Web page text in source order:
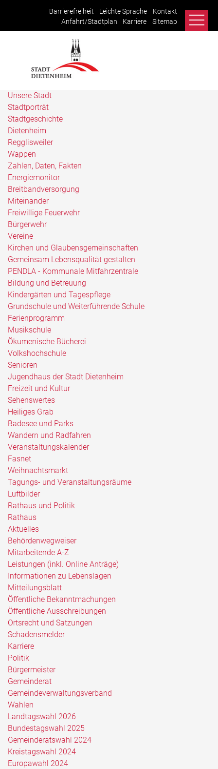
Barrierefreiheit Leichte Sprache
Kontakt
Anfahrt/Stadtplan
Karriere Sitemap
Unsere Stadt
Stadtporträt
Stadtgeschichte
Dietenheim
Regglisweiler
Wappen
Zahlen, Daten, Fakten
Energiemonitor
Breitbandversorgung
Miteinander
Freiwillige Feuerwehr
Bürgerwehr
Vereine
Kirchen und Glaubensgemeinschaften
Gemeinsam Lebensqualität gestalten
PENDLA - Kommunale Mitfahrzentrale
Bildung und Betreuung
Kindergärten und Tagespflege
Grundschule und Weiterführende Schule
Ferienprogramm
Musikschule
Ökumenische Bücherei
Volkshochschule
Senioren
Jugendhaus der Stadt Dietenheim
Freizeit und Kultur
Sehenswertes
Heiliges Grab
Badesee und Parks
Wandern und Radfahren
Veranstaltungskalender
Fasnet
Weihnachtsmarkt
Tagungs- und Veranstaltungsräume
Luftbilder
Rathaus und Politik
Rathaus
Aktuelles
Behördenwegweiser
Mitarbeitende A-Z
Leistungen (inkl. Online Anträge)
Informationen zu Lebenslagen
Mitteilungsblatt
Öffentliche Bekanntmachungen
Öffentliche Ausschreibungen
Ortsrecht und Satzungen
Schadensmelder
Karriere
Politik
Bürgermeister
Gemeinderat
Gemeindeverwaltungsverband
Wahlen
Landtagswahl 2026
Bundestagswahl 2025
Gemeinderatswahl 2024
Kreistagswahl 2024
Europawahl 2024